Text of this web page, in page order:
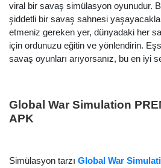
viral bir savaş simülasyon oyunudur.
şiddetli bir savaş sahnesi
etmeniz gereken yer, dünyadaki her
için ordunuzu eğitin ve yönlendirin.
savaş oyunları arıyorsanız, bu en iyi
Global War Simulation
APK
Simülasyon tarzı Global War